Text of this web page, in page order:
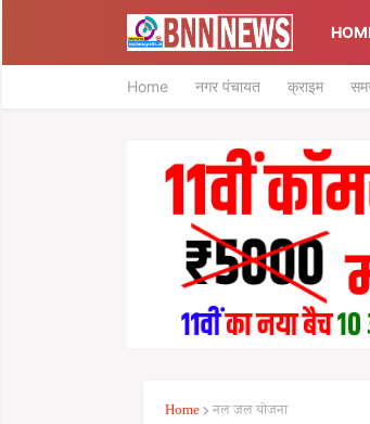
Home नगर पंचायत क्राइम
Home नल जल योजना